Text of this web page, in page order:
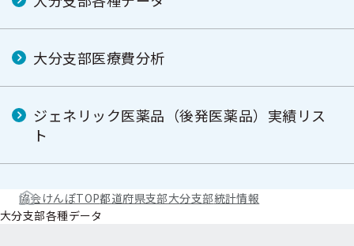
大分支部医療費分析
ジェネリック医薬品（後発医薬品）実績リス
ト
協会けんぽTOP都道府県支部大分支部統計情報
大分支部各種データ